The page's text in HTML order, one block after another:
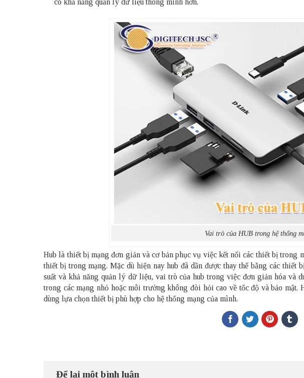
có khả năng quản lý dữ liệu thông minh hơn.
Vai trò của HUB trong hệ thống
Hub là thiết bị mạng đơn giản và cơ bản phục vụ việc kết nối các thiết bị
thiết bị trong mạng. Mặc dù hiện nay hub đã dần được thay thế bằng các
suất và khả năng quản lý dữ liệu, vai trò của hub trong việc đơn giản hóa và
trong các mạng nhỏ hoặc môi trường không đòi hỏi cao về tốc độ và bảo
dùng lựa chọn thiết bị phù hợp cho hệ thống mạng của mình.
Để lại một bình luận